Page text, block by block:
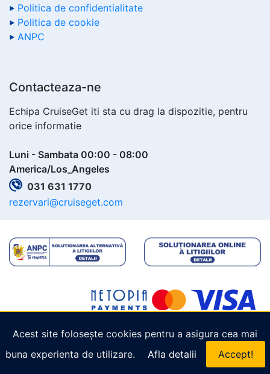
Acest site folosește cookies pentru a asigura cea mai
buna experienta de utilizare.
Afla detalii Accept!
Politica de confidentialitate
Politica de cookie
ANPC
Contacteaza-ne
Echipa CruiseGet iti sta cu drag la dispozitie, pentru
orice informatie
Luni - Sambata 00:00 - 08:00
America/Los_Angeles
031 631 1770
rezervari@cruiseget.com
Copyright © 2026 Cruiseget.com . Toate drepturile
rezervate.